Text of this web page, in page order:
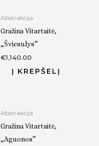
Abstrakcija
Gražina Vitartaitė,
„Šviesulys”
€1,140.00
Abstrakcija
Gražina Vitartaitė,
„Aguonos”